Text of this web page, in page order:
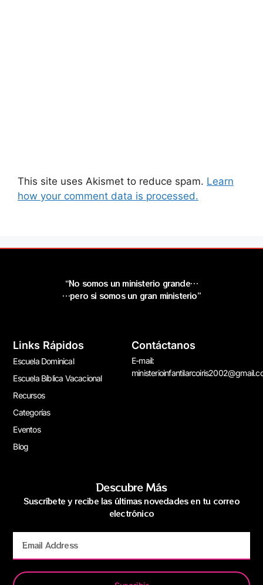
This site uses Akismet to reduce spam. Learn
how your comment data is processed.
“No somos un ministerio grande…
…pero si somos un gran ministerio”
Links Rápidos
Escuela Dominical
Escuela Bíblica Vacacional
Recursos
Categorías
Eventos
Blog
Contáctanos
E-mail:
Descubre Más
Suscríbete y recibe las últimas novedades en tu correo
electrónico